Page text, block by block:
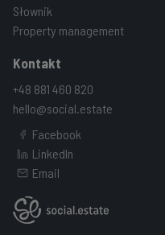
Słownik
Property management
Kontakt
+48 881 460 820
hello@social.estate
Facebook
LinkedIn
Email